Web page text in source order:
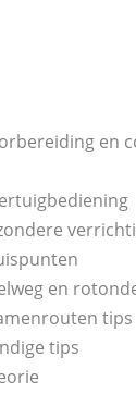
en
en
tips
tips